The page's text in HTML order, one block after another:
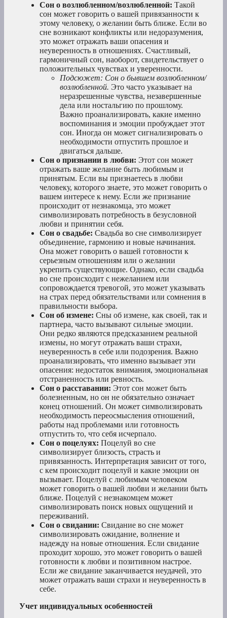
Сон о возлюбленном/возлюбленной: Такой
сон может говорить о вашей привязанности к
этому человеку, о желании быть ближе. Если во
сне возникают конфликты или недоразумения,
это может отражать ваши опасения и
неуверенность в отношениях. Счастливый,
гармоничный сон, наоборот, свидетельствует о
положительных чувствах и уверенности.
Подсюжет: Сон о бывшем возлюбленном/
возлюбленной. Это часто указывает на
неразрешенные чувства, незавершенные
дела или ностальгию по прошлому.
Важно проанализировать, какие именно
воспоминания и эмоции пробуждает этот
сон. Иногда он может сигнализировать о
необходимости отпустить прошлое и
двигаться дальше.
Сон о признании в любви: Этот сон может
отражать ваше желание быть любимым и
принятым. Если вы признаетесь в любви
человеку, которого знаете, это может говорить о
вашем интересе к нему. Если же признание
происходит от незнакомца, это может
символизировать потребность в безусловной
любви и принятии себя.
Сон о свадьбе: Свадьба во сне символизирует
объединение, гармонию и новые начинания.
Она может говорить о вашей готовности к
серьезным отношениям или о желании
укрепить существующие. Однако, если свадьба
во сне происходит с нежеланием или
сопровождается тревогой, это может указывать
на страх перед обязательствами или сомнения в
правильности выбора.
Сон об измене: Сны об измене, как своей, так и
партнера, часто вызывают сильные эмоции.
Они редко являются предсказанием реальной
измены, но могут отражать ваши страхи,
неуверенность в себе или подозрения. Важно
проанализировать, что именно вызывает эти
опасения: недостаток внимания, эмоциональная
отстраненность или ревность.
Сон о расставании: Этот сон может быть
болезненным, но он не обязательно означает
конец отношений. Он может символизировать
необходимость переосмысления отношений,
работы над проблемами или готовность
отпустить то, что себя исчерпало.
Сон о поцелуях: Поцелуй во сне
символизирует близость, страсть и
привязанность. Интерпретация зависит от того,
с кем происходит поцелуй и какие эмоции он
вызывает. Поцелуй с любимым человеком
может говорить о вашей любви и желании быть
ближе. Поцелуй с незнакомцем может
символизировать поиск новых ощущений и
переживаний.
Сон о свидании: Свидание во сне может
символизировать ожидание, волнение и
надежду на новые отношения. Если свидание
проходит хорошо, это может говорить о вашей
готовности к любви и позитивном настрое.
Если же свидание заканчивается неудачей, это
может отражать ваши страхи и неуверенность в
себе.
Учет индивидуальных особенностей